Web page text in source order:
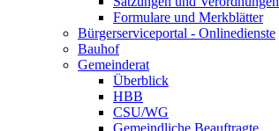
Formulare und Merkblätter
Bürgerserviceportal - Onlinedienste
Bauhof
Gemeinderat
Überblick
HBB
CSU/WG
Gemeindliche Beauftragte